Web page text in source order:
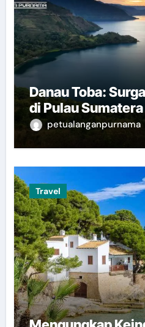
Danau Toba:
di Pulau Sumatera
petualanganpurnama
Travel